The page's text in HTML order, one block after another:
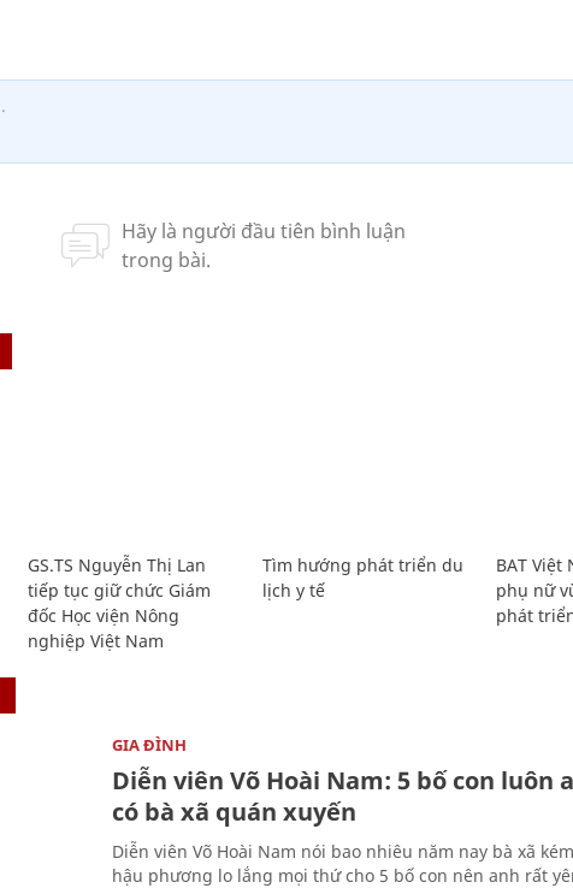
GS.TS Nguyễn Thị Lan
tiếp tục giữ chức Giám
đốc Học viện Nông
nghiệp Việt Nam
Tìm hướng phát triển du
lịch y tế
BAT Việt
phụ nữ
phát
GIA ĐÌNH
Diễn viên Võ Hoài Nam: 5 bố con luôn
có bà xã quán xuyến
Diễn viên Võ Hoài Nam nói bao nhiêu năm nay bà xã
hậu phương lo lắng mọi thứ cho 5 bố con nên anh rất